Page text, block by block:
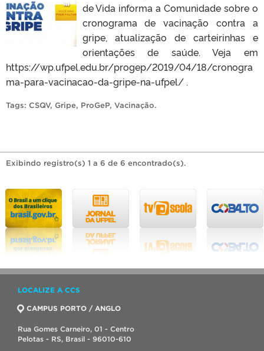
de Vida informa a Comunidade sobre o
cronograma de vacinação contra a
gripe, atualização de carteirinhas e
orientações de saúde. Veja em
https://wp.ufpel.edu.br/progep/2019/04/18/cronogra
ma-para-vacinacao-da-gripe-na-ufpel/ .
Tags: CSQV, Gripe, ProGeP, Vacinação.
Exibindo registro(s) 1 a 6 de 6 encontrado(s).
LOCALIZE A CCS
CAMPUS PORTO / ANGLO
Rua Gomes Carneiro, 01 - Centro
Pelotas - RS, Brasil - 96010-610